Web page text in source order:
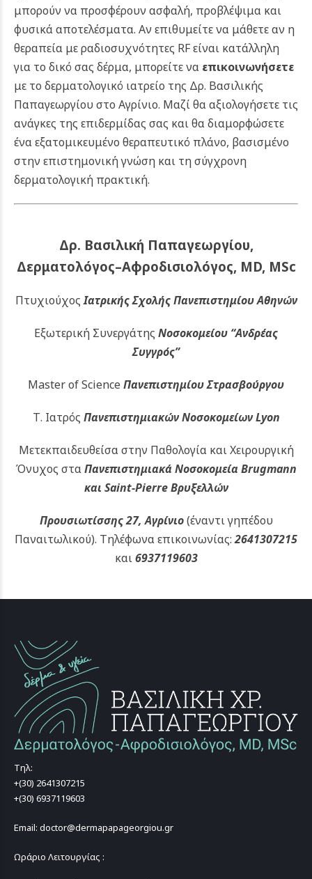
μπορούν να προσφέρουν ασφαλή, προβλέψιμα και
φυσικά αποτελέσματα. Αν επιθυμείτε να μάθετε αν η
θεραπεία με ραδιοσυχνότητες RF είναι κατάλληλη
για το δικό σας δέρμα, μπορείτε να επικοινωνήσετε
με το δερματολογικό ιατρείο της Δρ. Βασιλικής
Παπαγεωργίου στο Αγρίνιο. Μαζί θα αξιολογήσετε τις
ανάγκες της επιδερμίδας σας και θα διαμορφώσετε
ένα εξατομικευμένο θεραπευτικό πλάνο, βασισμένο
στην επιστημονική γνώση και τη σύγχρονη
δερματολογική πρακτική.
Δρ. Βασιλική Παπαγεωργίου,
Δερματολόγος–Αφροδισιολόγος, MD, MSc
ΠτυχιούχοςΙατρικής Σχολής Πανεπιστημίου Αθηνών
Εξωτερική Συνεργάτης Νοσοκομείου “Ανδρέας
Συγγρός”
Master of Science Πανεπιστημίου Στρασβούργου
Τ. Ιατρός Πανεπιστημιακών Νοσοκομείων Lyon
Μετεκπαιδευθείσα στην Παθολογία και Χειρουργική
Όνυχος σταΠανεπιστημιακά Νοσοκομεία Brugmann
και Saint-Pierre Βρυξελλών
Προυσιωτίσσης 27, Αγρίνιο(έναντι γηπέδου
Παναιτωλικού). Τηλέφωνα επικοινωνίας:2641307215
και6937119603
Τηλ:
+(30) 2641307215
+(30) 6937119603
Email: doctor@dermapapageorgiou.gr
Ωράριο Λειτουργίας :